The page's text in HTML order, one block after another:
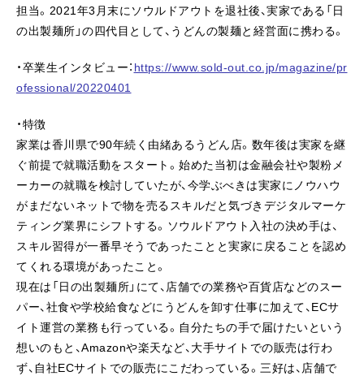
担当。2021年3月末にソウルドアウトを退社後、実家である「日
の出製麺所」の四代目として、うどんの製麺と経営面に携わる。
・卒業生インタビュー： https://www.sold-out.co.jp/magazine/pr
ofessional/20220401
・特徴
家業は香川県で90年続く由緒あるうどん店。数年後は実家を継
ぐ前提で就職活動をスタート。始めた当初は金融会社や製粉メ
ーカーの就職を検討していたが、今学ぶべきは実家にノウハウ
がまだないネットで物を売るスキルだと気づきデジタルマーケ
ティング業界にシフトする。ソウルドアウト入社の決め手は、
スキル習得が一番早そうであったことと実家に戻ることを認め
てくれる環境があったこと。
現在は「日の出製麺所」にて、店舗での業務や百貨店などのスー
パー、社食や学校給食などにうどんを卸す仕事に加えて、ECサ
イト運営の業務も行っている。自分たちの手で届けたいという
想いのもと、Amazonや楽天など、大手サイトでの販売は行わ
ず、自社ECサイトでの販売にこだわっている。三好は、店舗で